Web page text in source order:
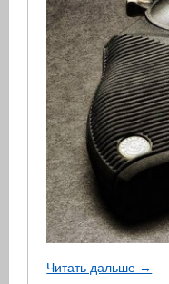
Читать дальше →